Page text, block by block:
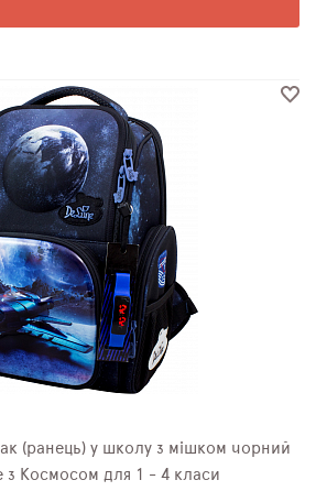
(ранець) у школу з мішком чорний
з Космосом для 1 - 4 класи